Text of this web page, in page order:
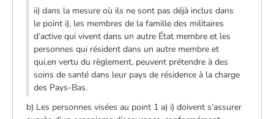
ii) dans la mesure où ils ne sont pas déjà inclus dans
le point i), les membres de la famille des militaires
d’active qui vivent dans un autre État membre et les
personnes qui résident dans un autre membre et
qui,en vertu du règlement, peuvent prétendre à des
soins de santé dans leur pays de résidence à la charge
des Pays-Bas.
b) Les personnes visées au point 1 a) i) doivent s’assurer